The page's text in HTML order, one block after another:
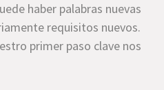
haber palabras nuevas
requisitos nuevos.
primer paso clave nos